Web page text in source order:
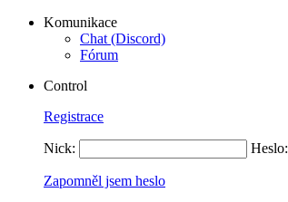
Komunikace
Chat (Discord)
Fórum
Control
Registrace
Nick: Heslo:
Zapomněl jsem heslo